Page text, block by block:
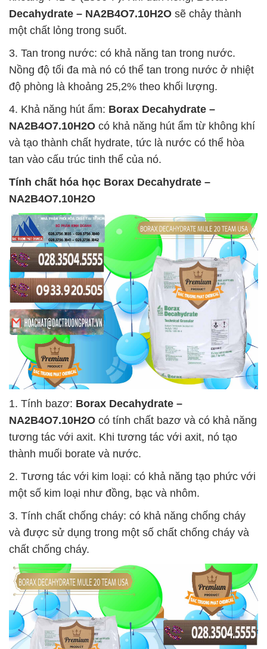
Decahydrate – NA2B4O7.10H2O sẽ chảy thành
một chất lỏng trong suốt.
3. Tan trong nước: có khả năng tan trong nước.
Nồng độ tối đa mà nó có thể tan trong nước ở nhiệt
độ phòng là khoảng 25,2% theo khối lượng.
4. Khả năng hút ẩm: Borax Decahydrate –
NA2B4O7.10H2O có khả năng hút ẩm từ không khí
và tạo thành chất hydrate, tức là nước có thể hòa
tan vào cấu trúc tinh thể của nó.
Tính chất hóa học Borax Decahydrate –
NA2B4O7.10H2O
1. Tính bazơ: Borax Decahydrate –
NA2B4O7.10H2O có tính chất bazơ và có khả năng
tương tác với axit. Khi tương tác với axit, nó tạo
thành muối borate và nước.
2. Tương tác với kim loại: có khả năng tạo phức với
một số kim loại như đồng, bạc và nhôm.
3. Tính chất chống cháy: có khả năng chống cháy
và được sử dụng trong một số chất chống cháy và
chất chống cháy.